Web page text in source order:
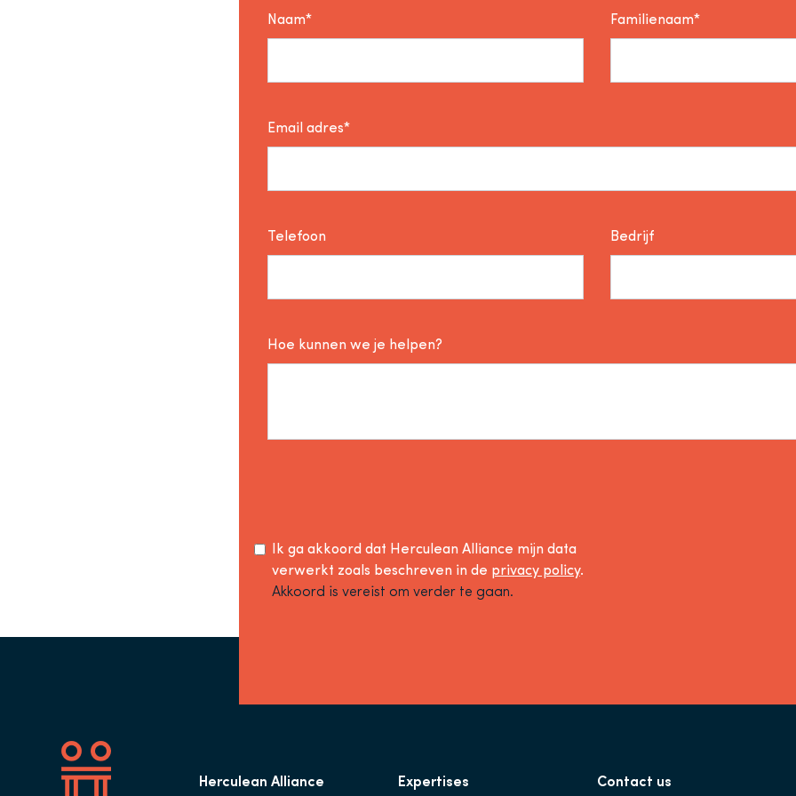
Naam* Familienaam*
Email adres*
Telefoon Bedrijf
Hoe kunnen we je helpen?
Ik ga akkoord dat Herculean Alliance mijn data
verwerkt zoals beschreven in de privacy policy.
Akkoord is vereist om verder te gaan.
Herculean Alliance Expertises Contact us